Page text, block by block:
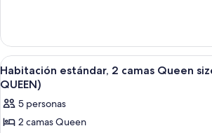
King
size
(STANDARD
KING
ROOM)
estándar,
cama
King
(STANDARD
KING
Abrir
todas
las
fotos
de
Una
5
Habitación estándar, 2 camas Queen
QUEEN)
5 personas
2 camas Queen